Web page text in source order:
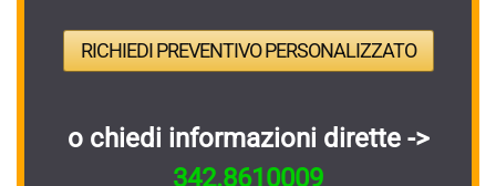
RICHIEDI PREVENTIVO PERSONALIZZATO
o chiedi informazioni dirette ->
342.8610009